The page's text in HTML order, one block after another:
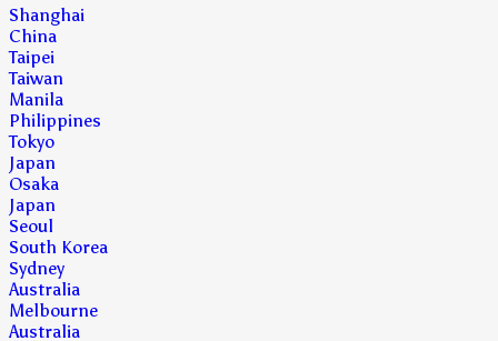
Shanghai
China
Taipei
Taiwan
Manila
Philippines
Tokyo
Japan
Osaka
Japan
Seoul
South Korea
Sydney
Australia
Melbourne
Australia